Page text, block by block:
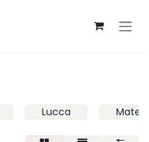
Lucca